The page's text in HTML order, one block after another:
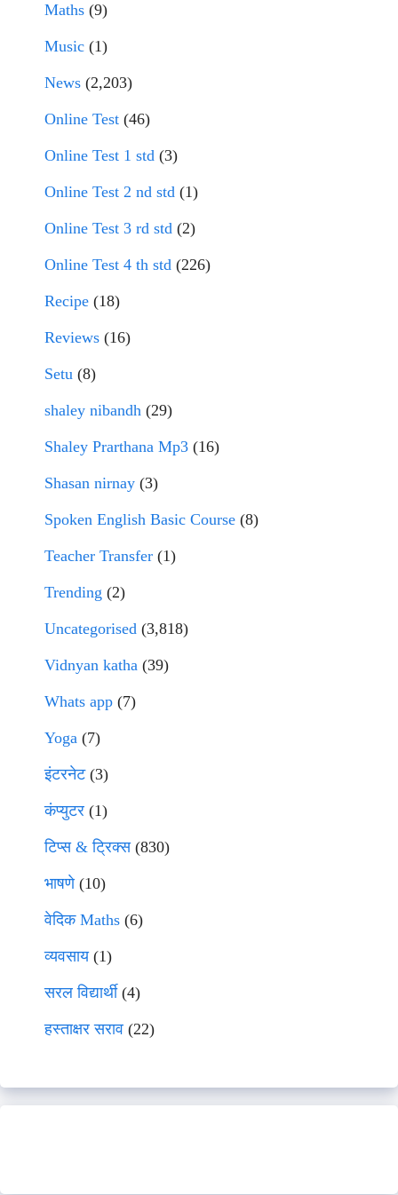
Maths (9)
Music (1)
News (2,203)
Online Test (46)
Online Test 1 std (3)
Online Test 2 nd std (1)
Online Test 3 rd std (2)
Online Test 4 th std (226)
Recipe (18)
Reviews (16)
Setu (8)
shaley nibandh (29)
Shaley Prarthana Mp3 (16)
Shasan nirnay (3)
Spoken English Basic Course (8)
Teacher Transfer (1)
Trending (2)
Uncategorised (3,818)
Vidnyan katha (39)
Whats app (7)
Yoga (7)
इंटरनेट(3)
कंप्युटर (1)
टिप्स & ट्रिक्स(830)
भाषणे(10)
वेदिक Maths (6)
व्यवसाय(1)
सरल विद्यार्थी(4)
हस्ताक्षर सराव (22)